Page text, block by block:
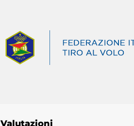
Valutazioni